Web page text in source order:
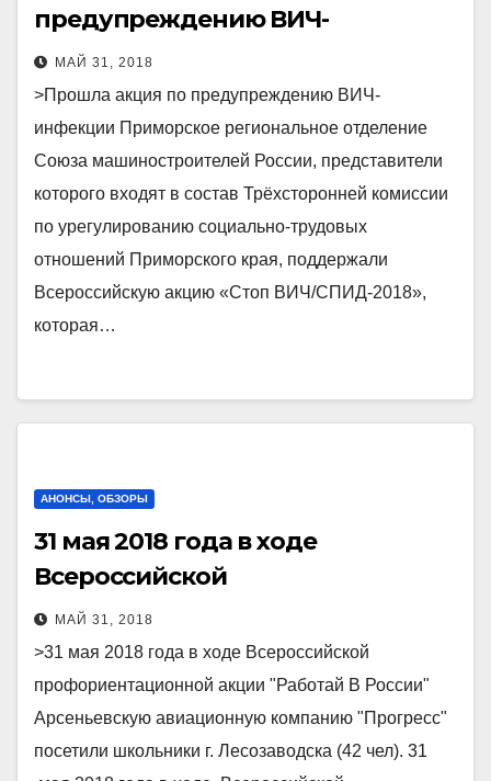
предупреждению ВИЧ-
инфекции
МАЙ 31, 2018
>Прошла акция по предупреждению ВИЧ-
инфекции Приморское региональное отделение
Союза машиностроителей России, представители
которого входят в состав Трёхсторонней комиссии
по урегулированию социально-трудовых
отношений Приморского края, поддержали
Всероссийскую акцию «Стоп ВИЧ/СПИД-2018»,
которая…
АНОНСЫ, ОБЗОРЫ
31 мая 2018 года в ходе
Всероссийской
профориентационной акции
«Работай В России»
Арсеньевскую авиационную
компанию «Прогресс» посетили
школьники г. Лесозаводска (42
МАЙ 31, 2018
>31 мая 2018 года в ходе Всероссийской
профориентационной акции "Работай В России"
Арсеньевскую авиационную компанию "Прогресс"
посетили школьники г. Лесозаводска (42 чел). 31